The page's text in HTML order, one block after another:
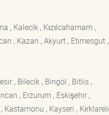
, Kalecik , Kızılcahamam ,
, Kazan , Akyurt , Etimesgut ,
, Bilecik , Bingöl , Bitlis ,
, Erzurum , Eskişehir ,
, Kayseri , Kırklareli